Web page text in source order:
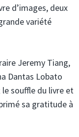
d’images, deux
variété
Jeremy Tiang,
Dantas Lobato
souffle du livre et
sa gratitude à